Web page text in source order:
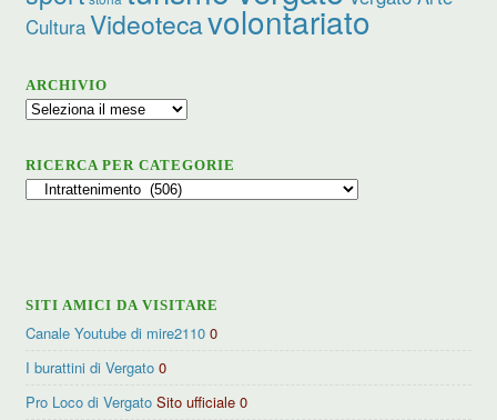
CulturaVideotecavolontariato
ARCHIVIO
Archivio
RICERCA PER CATEGORIE
Ricerca
SITI AMICI DA VISITARE
Canale Youtube di mire2110 0
I burattini di Vergato 0
Pro Loco di Vergato Sito ufficiale 0